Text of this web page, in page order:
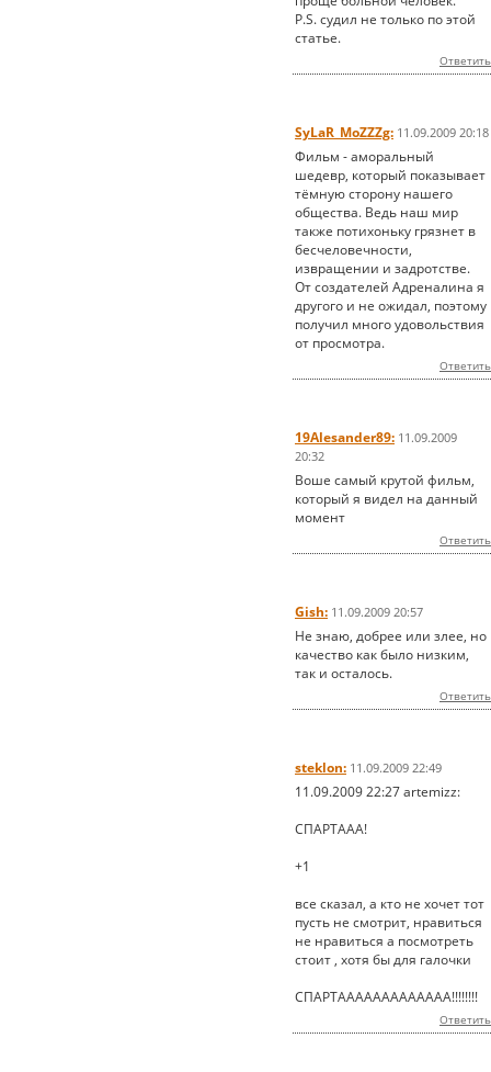
P.S. судил не только по этой
статье.
Ответить
SyLaR_MoZZZg: 11.09.2009 20:18
Фильм - аморальный
шедевр, который показывает
тёмную сторону нашего
общества. Ведь наш мир
также потихоньку грязнет в
бесчеловечности,
извращении и задротстве.
От создателей Адреналина я
другого и не ожидал, поэтому
получил много удовольствия
от просмотра.
Ответить
19Alesander89: 11.09.2009
20:32
Воше самый крутой фильм,
который я видел на данный
момент
Ответить
Gish: 11.09.2009 20:57
Не знаю, добрее или злее, но
качество как было низким,
так и осталось.
Ответить
steklon: 11.09.2009 22:49
11.09.2009 22:27 artemizz:
СПАРТААА!
+1
все сказал, а кто не хочет тот
пусть не смотрит, нравиться
не нравиться а посмотреть
стоит , хотя бы для галочки
СПАРТААААААААААААА!!!!!!!!
Ответить